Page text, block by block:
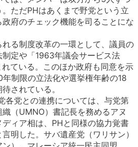
ただPHはあくまで野党という立
府のチェック機能を司ることにな
る制度改革の一環として、議員の
定や「1963年議会サービス法
れている。このほか政府も同意を示
年制限の立法化や選挙権年齢の18
されている。
各党との連携については、与党第
（UMNO）書記長を務めるアヌ
ィア相は、PHと同様の協力覚書
明した。サバ遺産党（ワリサン）